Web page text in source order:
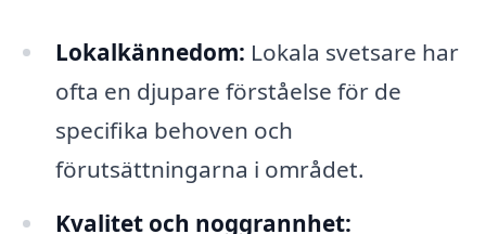
Lokalkännedom: Lokala svetsare har
ofta en djupare förståelse för de
specifika behoven och
förutsättningarna i området.
Kvalitet och noggrannhet: